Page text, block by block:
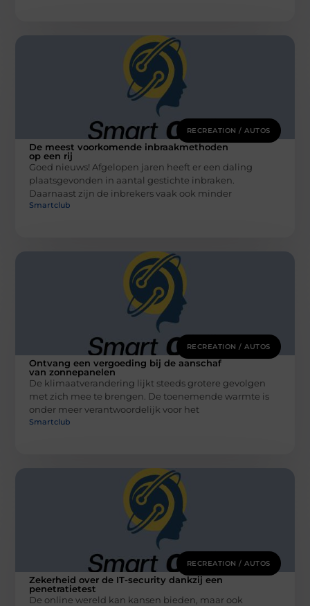
RECREATION / AUTOS
De meest voorkomende inbraakmethoden
op een rij
Goed nieuws! Afgelopen jaren heeft er een daling
plaatsgevonden in aantal gestichte inbraken.
Daarnaast zijn de inbrekers vaak ook minder
Smartclub
RECREATION / AUTOS
Ontvang een vergoeding bij de aanschaf
van zonnepanelen
De klimaatverandering lijkt steeds grotere gevolgen
met zich mee te brengen. De toenemende warmte is
onder meer verantwoordelijk voor het
Smartclub
RECREATION / AUTOS
Zekerheid over de IT-security dankzij een
penetratietest
De online wereld kan kansen bieden, maar ook